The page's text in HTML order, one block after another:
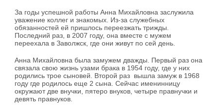
За годы успешной работы Анна Михайловна заслужила
уважение коллег и знакомых. Из-за служебных
обязанностей ей пришлось переезжать трижды.
Последний раз, в 2007 году, она вместе с мужем
переехала в Заволжск, где они живут по сей день.
Анна Михайловна была замужем дважды. Первый раз она
связала свою жизнь узами брака в 1954 году, где у них
родились трое сыновей. Второй раз вышла замуж в 1968
году где родилось еще 2 сына. Сейчас именинницу
окружают две внучки, пятеро внуков, четыре правнучки и
девять правнуков.